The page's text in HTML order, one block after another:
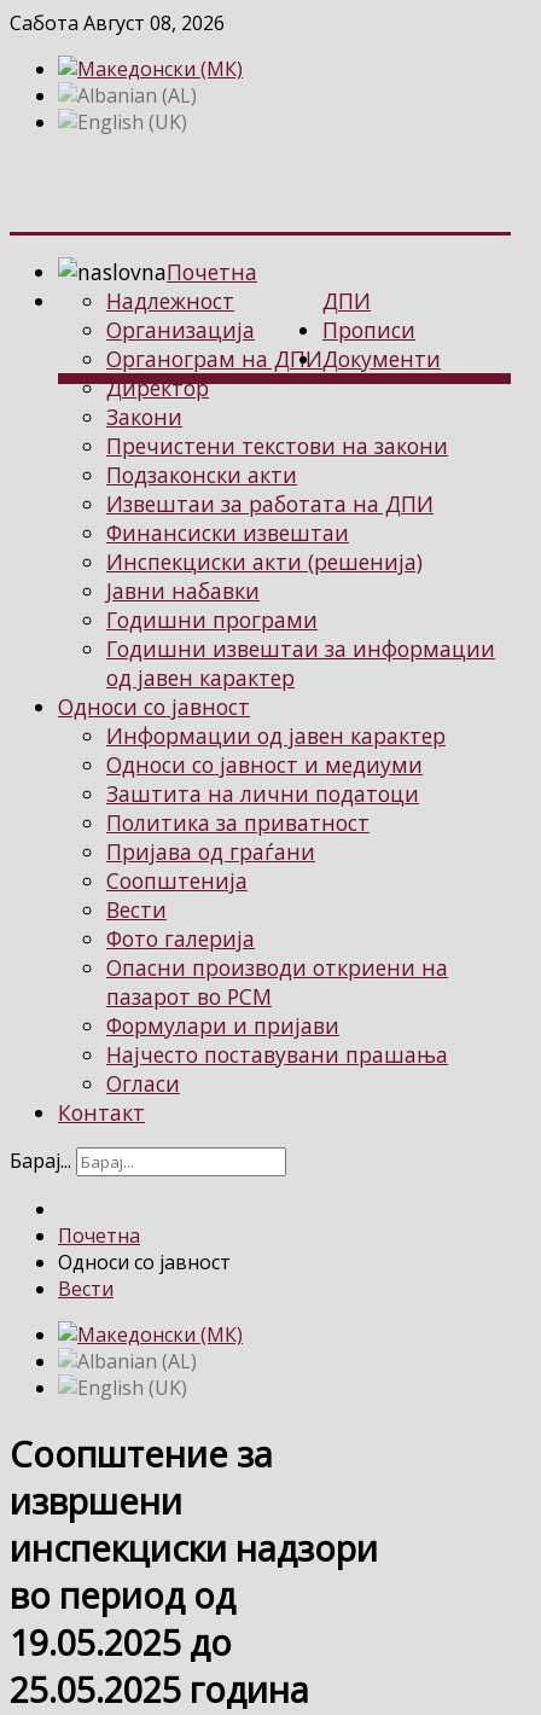
Сабота Август 08, 2026
Почетна
ДПИ
Надлежност
Организација
Органограм на ДПИ
Директор
Прописи
Закони
Пречистени текстови на закони
Подзаконски акти
Документи
Извештаи за работата на ДПИ
Финансиски извештаи
Инспекциски акти (решенија)
Јавни набавки
Годишни програми
Годишни извештаи за информации
од јавен карактер
Односи со јавност
Информации од јавен карактер
Односи со јавност и медиуми
Заштита на лични податоци
Политика за приватност
Пријава од граѓани
Соопштенија
Вести
Фото галерија
Опасни производи откриени на
пазарот во РСМ
Формулари и пријави
Најчесто поставувани прашања
Огласи
Контакт
Барај...
Почетна
Односи со јавност
Вести
Соопштение за
извршени
инспекциски надзори
во период од
19.05.2025 до
25.05.2025 година